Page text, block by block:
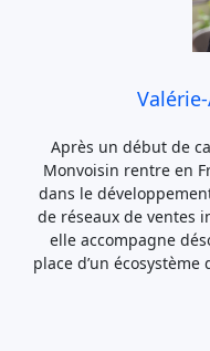
Après un début de
Monvoisin rentre en
dans le
de réseaux de ventes
elle accompagne
place d’un